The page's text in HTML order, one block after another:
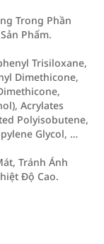
Trong Phần
Phẩm.
Trisiloxane,
Dimethicone,
Acrylates
Polyisobutene,
Glycol, …
Tránh Ánh
Độ Cao.